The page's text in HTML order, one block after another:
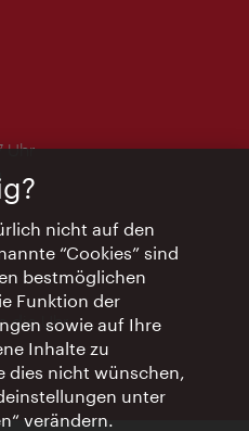
Uhr
die Uhr
nicht auf den
“Cookies” sind
bestmöglichen
Funktion der
sowie auf Ihre
Inhalte zu
dies nicht wünschen,
unter
verändern.